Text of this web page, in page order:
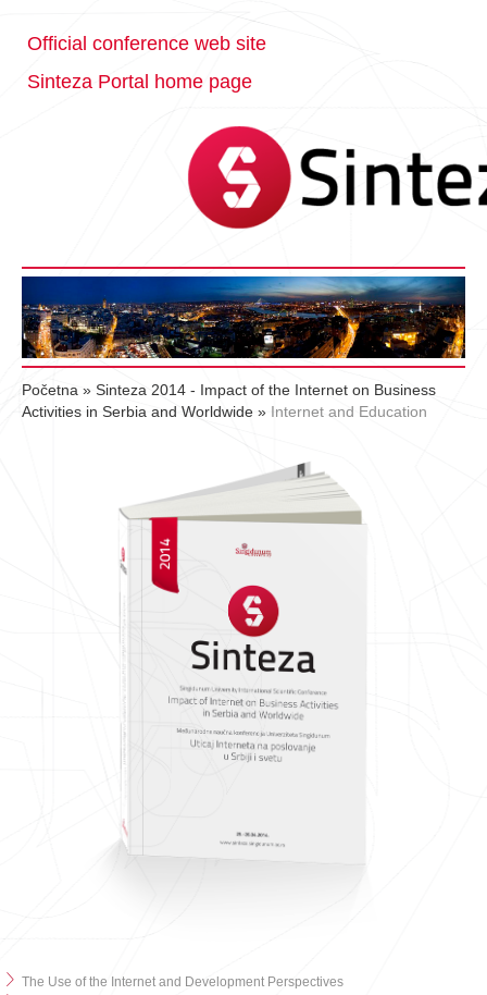
Official conference web site
Sinteza Portal home page
Početna » Sinteza 2014 - Impact of the Internet on Business
Activities in Serbia and Worldwide » Internet and Education
The Use of the Internet and Development Perspectives